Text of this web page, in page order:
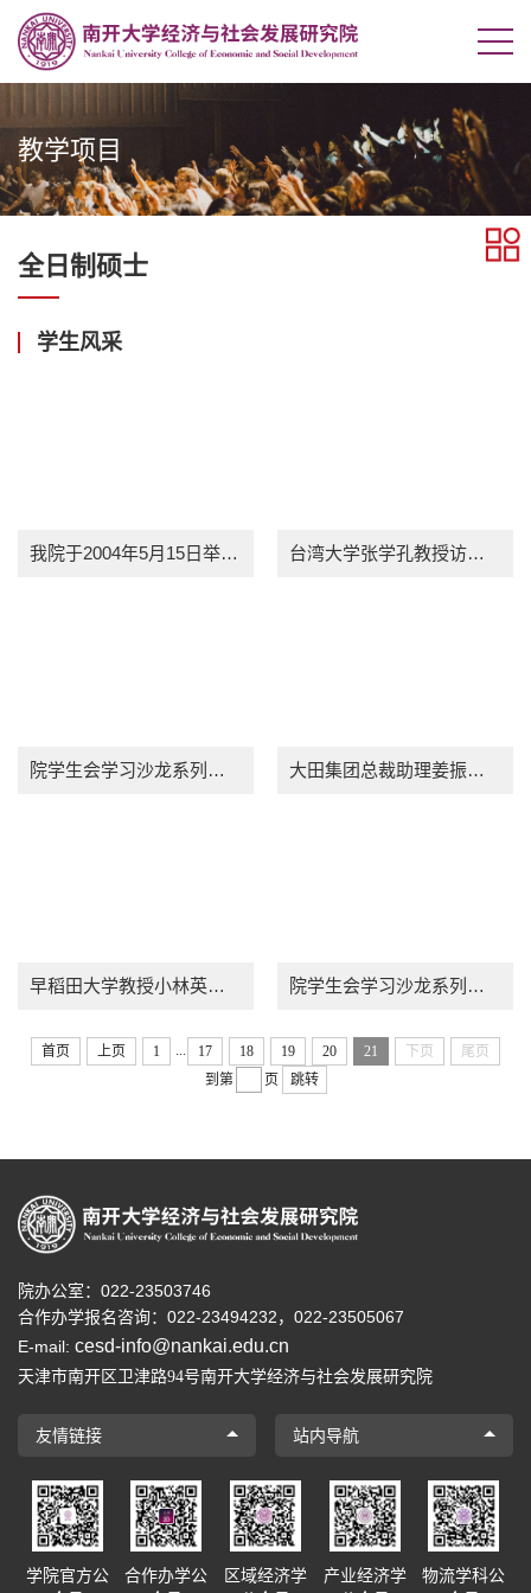
教学项目
全日制硕士
学生风采
我院于2004年5月15日举行2001级硕士研究生论文答辩 台湾大学张学孔教授访问我院交通经济研究所进行学术交流
院学生会学习沙龙系列活动之二 大田集团总裁助理姜振华来我院讲座并和同学们座谈
早稻田大学教授小林英夫来我院讲座：日本式生产的现状与演变趋势 院学生会学习沙龙系列活动之一
首页 上页 1 ... 17 18 19 20 21 下页
尾页
到第
页 跳转
院办公室：022-23503746
合作办学报名咨询： 022-23494232， 022-23505067
E-mail: cesd-info@nankai.edu.cn
天津市南开区卫津路94号南开大学经济与社会发展研究院
友情链接 站内导航
学院官方公
合作办学公
区域经济学
产业经济学
物流学科公